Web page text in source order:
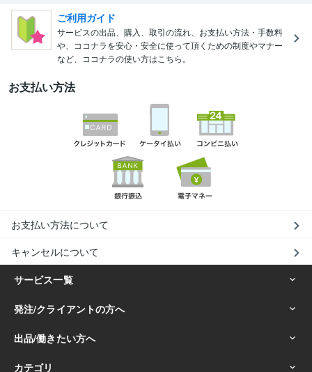
ご利用ガイド
サービスの出品、購入、取引の流れ、お支払い方法・手数料
や、ココナラを安心・安全に使って頂くための制度やマナー
など、ココナラの使い方はこちら。
お支払い方法
お支払い方法について
キャンセルについて